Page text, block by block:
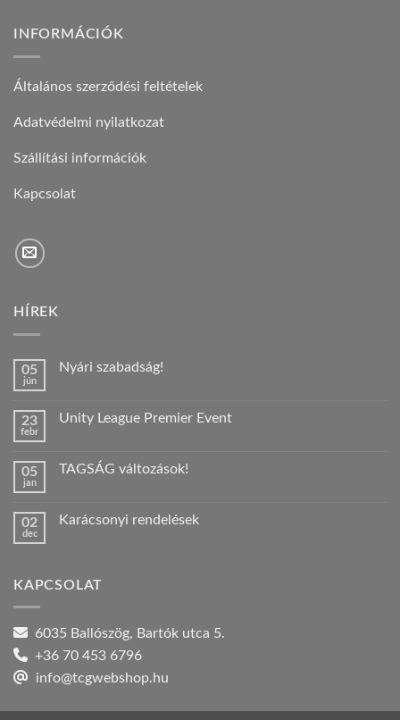
INFORMÁCIÓK
Általános szerződési feltételek
Adatvédelmi nyilatkozat
Szállítási információk
Kapcsolat
HÍREK
05
jún
Nyári szabadság!
Nyári
23
febr
Unity League Premier Event
Unity
bejegyzéshez
05
jan
TAGSÁG változások!
TAGSÁG
02
dec
Karácsonyi rendelések
rendelések
KAPCSOLAT
6035 Ballószög, Bartók utca 5.
+36 70 453 6796
info@tcgwebshop.hu